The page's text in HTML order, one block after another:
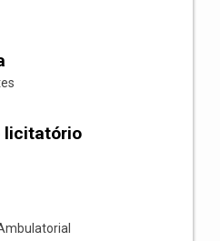
licitatório